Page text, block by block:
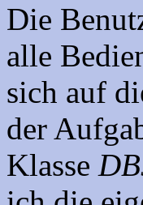
Die
alle
sich auf
der
Klasse